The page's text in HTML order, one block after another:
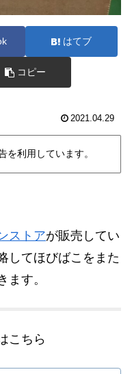
はてブ
コピー
2021.04.29
を利用しています。
ストアが販売してい
してほびばこをまた
ます。
こちら